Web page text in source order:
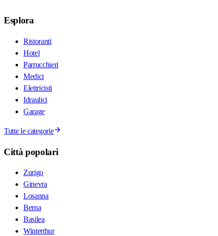
Esplora
Ristoranti
Hotel
Parrucchieri
Medici
Elettricisti
Idraulici
Garage
Tutte le categorie
Città popolari
Zurigo
Ginevra
Losanna
Berna
Basilea
Winterthur